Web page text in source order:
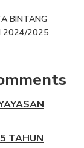
BINTANG
2024/2025
TAHUN